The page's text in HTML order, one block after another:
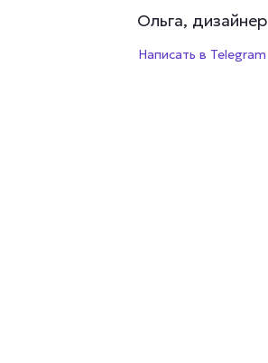
Ольга, дизайнер
Написать в Telegram